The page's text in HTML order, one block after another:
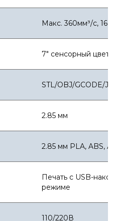
Макс. 360мм³/с,
7" сенсорный
STL/OBJ/GCODE/
2.85 мм
2.85 мм PLA, ABS,
Печать с USB-
режиме
110/220В